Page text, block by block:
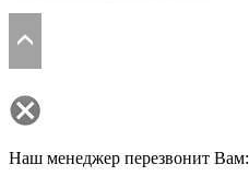
Наш менеджер перезвонит Вам: